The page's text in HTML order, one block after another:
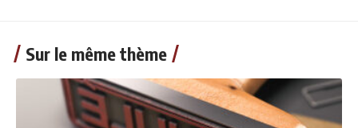
Sur le même thème